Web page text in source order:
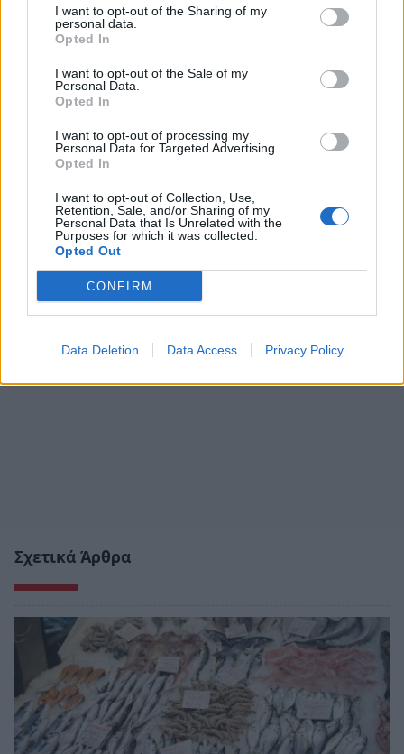
I want to opt-out of the Sharing of my
personal data.
Opted In
I want to opt-out of the Sale of my
Personal Data.
Opted In
I want to opt-out of processing my
Personal Data for Targeted Advertising.
Opted In
I want to opt-out of Collection, Use,
Retention, Sale, and/or Sharing of my
Personal Data that Is Unrelated with the
Purposes for which it was collected.
Opted Out
CONFIRM
Data Deletion Data Access Privacy Policy
Σχετικά Άρθρα